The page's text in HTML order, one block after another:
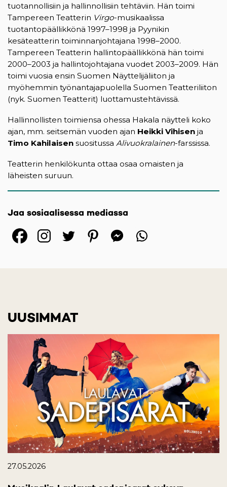
tuotannollisiin ja hallinnollisiin tehtäviin. Hän toimi
Tampereen Teatterin Virgo-musikaalissa
tuotantopäällikkönä 1997–1998 ja Pyynikin
kesäteatterin toiminnanjohtajana 1998–2000.
Tampereen Teatterin hallintopäällikkönä hän toimi
2000–2003 ja hallintojohtajana vuodet 2003–2009. Hän
toimi vuosia ensin Suomen Näyttelijäliiton ja
myöhemmin työnantajapuolella Suomen Teatteriliiton
(nyk. Suomen Teatterit) luottamustehtävissä.
Hallinnollisten toimiensa ohessa Hakala näytteli koko
ajan, mm. seitsemän vuoden ajan Heikki Vihisen ja
Timo Kahilaisen suositussa Alivuokralainen-farssissa.
Teatterin henkilökunta ottaa osaa omaisten ja
läheisten suruun.
Jaa sosiaalisessa mediassa
(opens in a new tab)
(opens in a new tab)
(opens in a new
(opens in a
UUSIMMAT
27.05.2026